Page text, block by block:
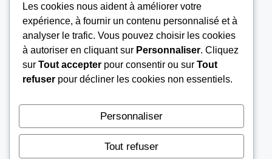
LIEN UTILES
Nous contacter
Mentions légales
À propos
Les cookies nous aident à améliorer votre
expérience, à fournir un contenu personnalisé et à
analyser le trafic. Vous pouvez choisir les cookies
à autoriser en cliquant sur Personnaliser. Cliquez
sur Tout accepter pour consentir ou sur Tout
refuser pour décliner les cookies non essentiels.
Personnaliser
Tout refuser